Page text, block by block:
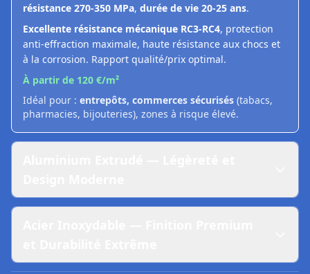
résistance 270-350 MPa, durée de vie 20-25 ans.
Excellente résistance mécanique RC3-RC4, protection
anti-effraction maximale, haute résistance aux chocs et
à la corrosion. Rapport qualité/prix optimal.
À partir de 120 €/m²
Idéal pour : entrepôts, commerces sécurisés (tabacs,
pharmacies, bijouteries), zones à risque élevé.